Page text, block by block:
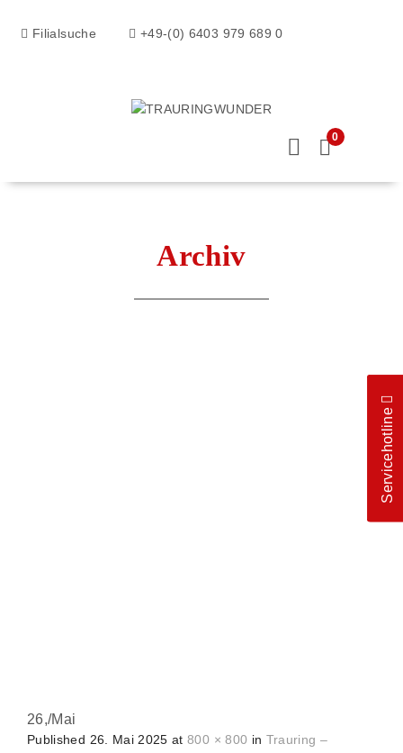
Filialsuche +49-(0) 6403 979 689 0
0
Archiv
26,/Mai
Published 26. Mai 2025 at800 × 800 in Trauring –
Servicehotline